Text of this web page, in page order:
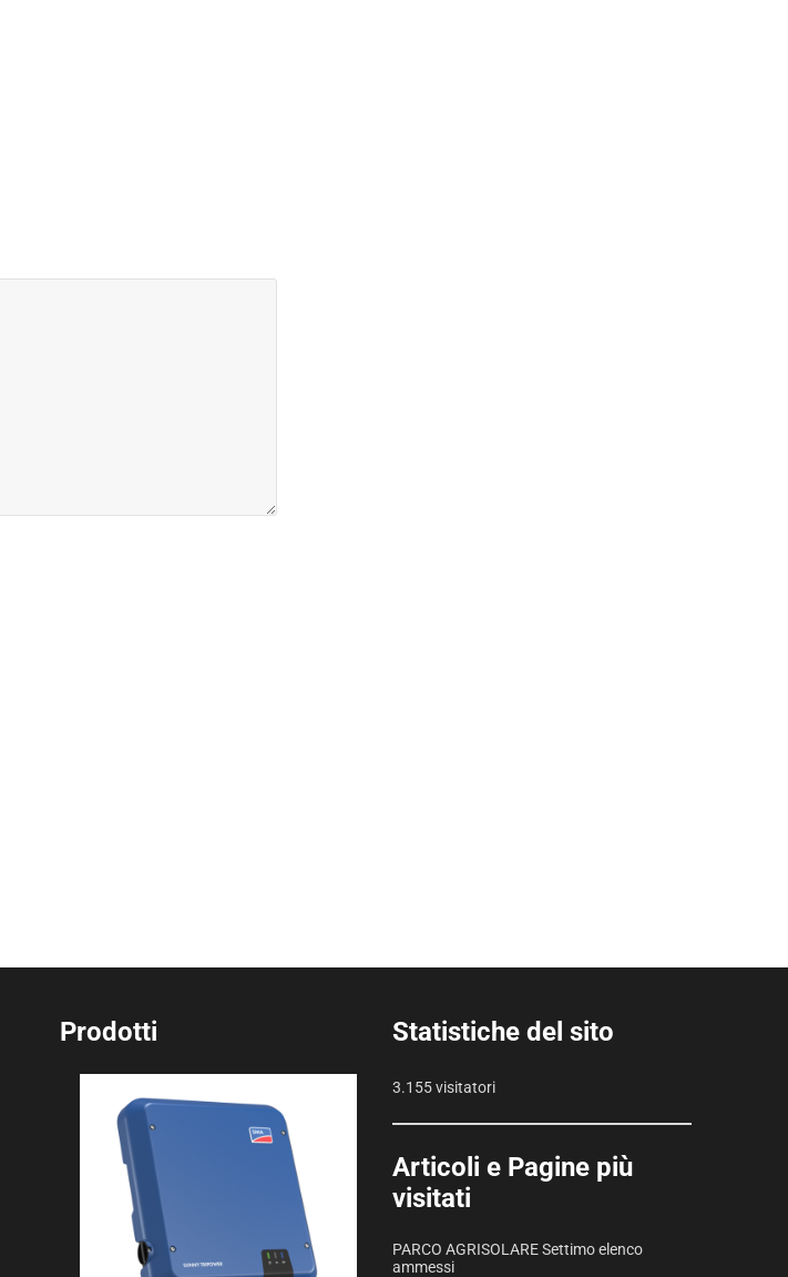
Prodotti Statistiche del sito
3.155 visitatori
Articoli e Pagine più
visitati
PARCO AGRISOLARE Settimo elenco
ammessi